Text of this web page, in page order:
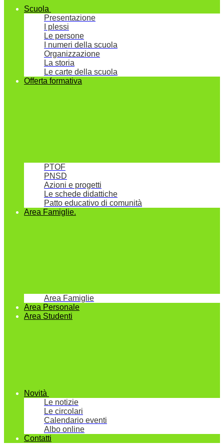
Scuola
Presentazione
I plessi
Le persone
I numeri della scuola
Organizzazione
La storia
Le carte della scuola
Offerta formativa
PTOF
PNSD
Azioni e progetti
Le schede didattiche
Patto educativo di comunità
Area Famiglie.
Area Famiglie
Area Personale
Area Studenti
Novità
Le notizie
Le circolari
Calendario eventi
Albo online
Contatti